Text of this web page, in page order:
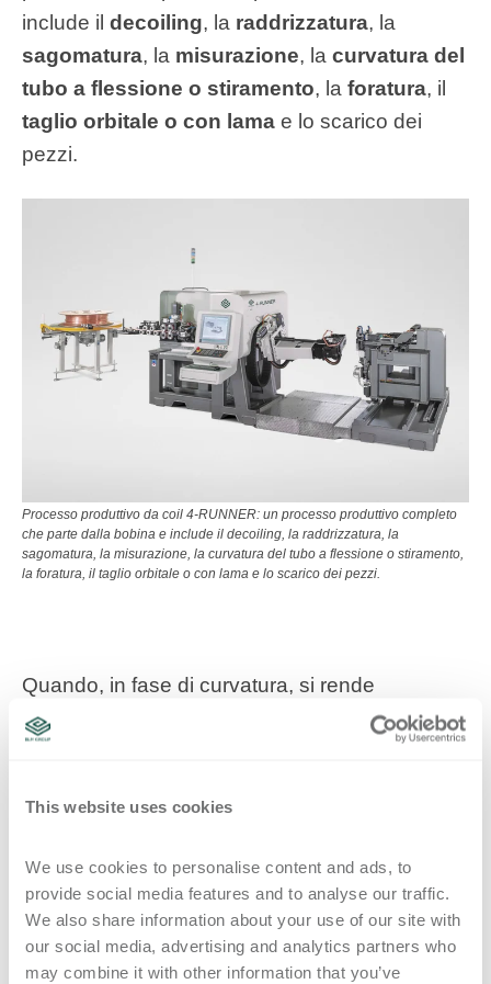
This website uses cookies
We use cookies to personalise content and ads, to
provide social media features and to analyse our traffic.
We also share information about your use of our site with
our social media, advertising and analytics partners who
may combine it with other information that you’ve
include il decoiling, la raddrizzatura, la
sagomatura, la misurazione, la curvatura del
tubo a flessione o stiramento, la foratura, il
taglio orbitale o con lama e lo scarico dei
pezzi.
Processo produttivo da coil 4-RUNNER: un processo produttivo completo
che parte dalla bobina e include il decoiling, la raddrizzatura, la
sagomatura, la misurazione, la curvatura del tubo a flessione o stiramento,
la foratura, il taglio orbitale o con lama e lo scarico dei pezzi.
Quando, in fase di curvatura, si rende
necessario combinare esigenze estetiche a
rigide limitazioni sull'ovalizzazione del pezzo e i
curvatura, diametro e spessore) sono
sinergico della
macchina per sagomare e
tagliare tubi 3-RUNNERe lacurvatubi
SMARTdà vita a un processo integrato che